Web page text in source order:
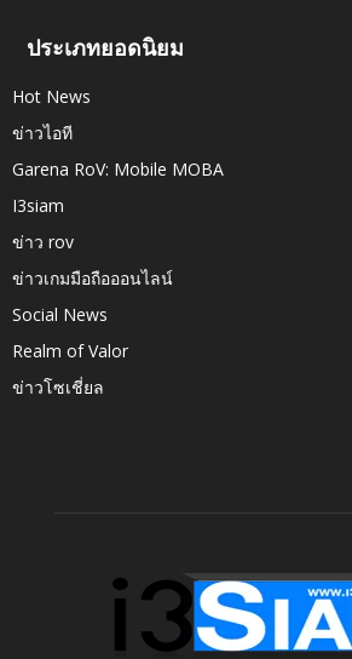
ประเภทยอดนิยม
Hot News
ข่าวไอที
Garena RoV: Mobile MOBA
I3siam
ข่าว rov
ข่าวเกมมือถือออนไลน์
Social News
Realm of Valor
ข่าวโซเชี่ยล